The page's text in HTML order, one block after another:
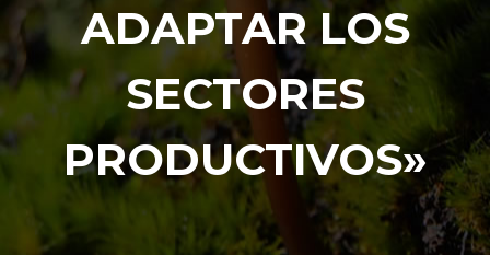
ADAPTAR LOS
SECTORES
PRODUCTIVOS»